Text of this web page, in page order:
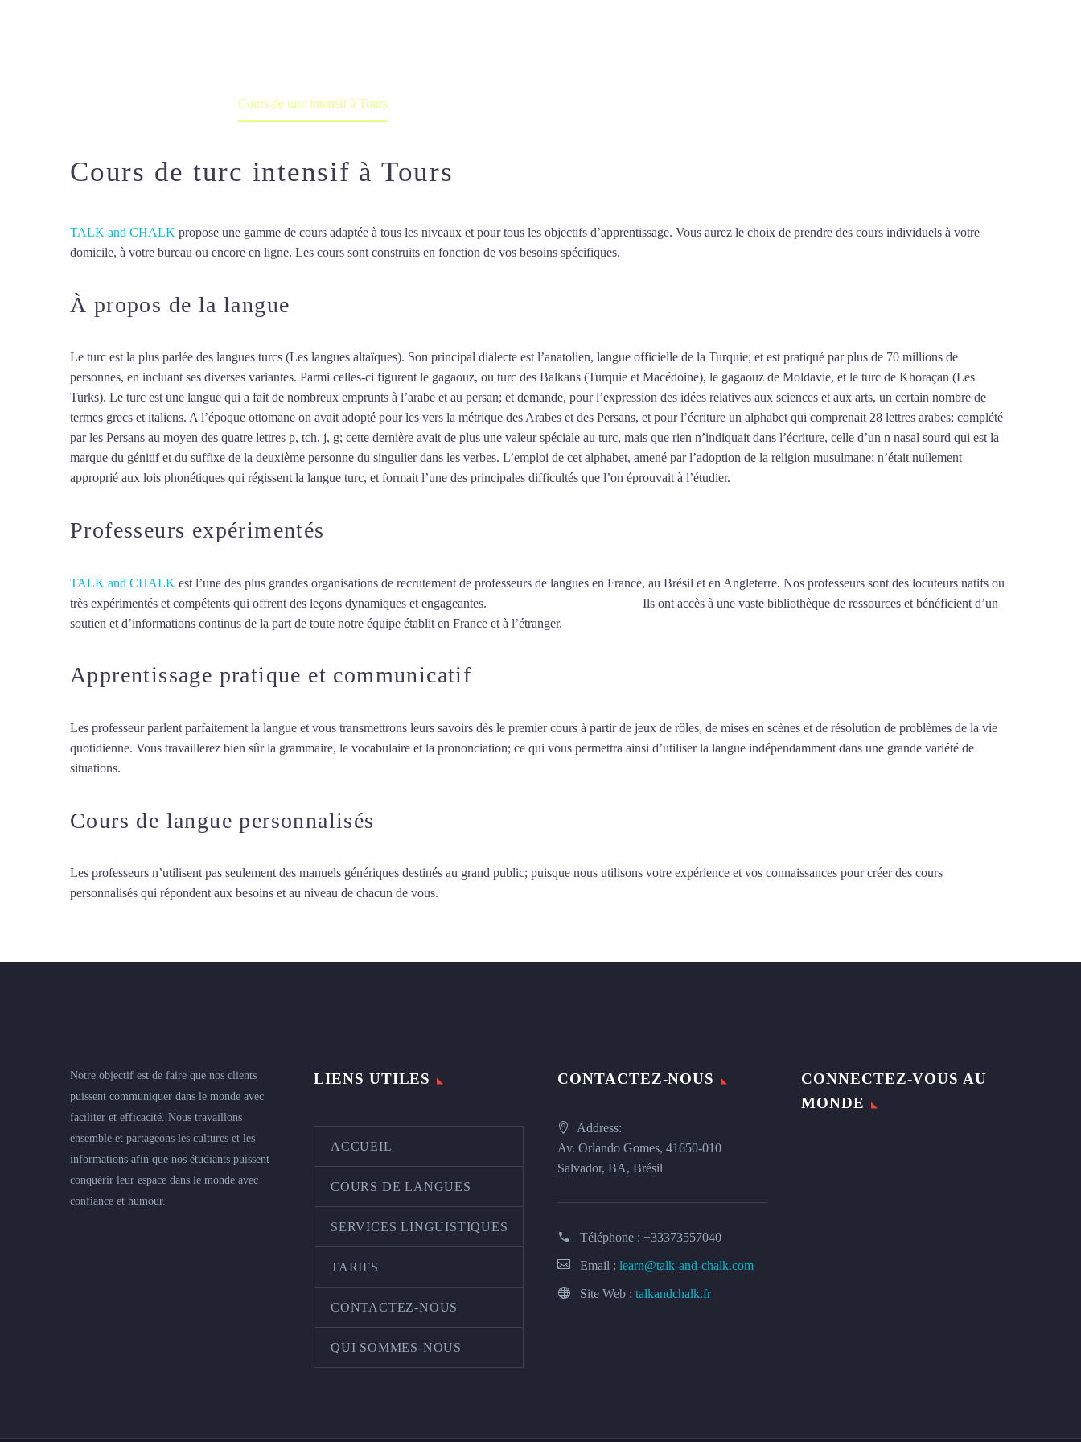
Cours de turc intensif à Tours
Cours de turc intensif à Tours
TALK and CHALK propose une gamme de cours adaptée à tous les niveaux et pour tous les objectifs d’apprentissage. Vous aurez le choix de prendre des cours individuels à votre
domicile, à votre bureau ou encore en ligne. Les cours sont construits en fonction de vos besoins spécifiques.
À propos de la langue
Le turc est la plus parlée des langues turcs (Les langues altaïques). Son principal dialecte est l’anatolien, langue officielle de la Turquie; et est pratiqué par plus de 70 millions de
personnes, en incluant ses diverses variantes. Parmi celles-ci figurent le gagaouz, ou turc des Balkans (Turquie et Macédoine), le gagaouz de Moldavie, et le turc de Khoraçan (Les
Turks). Le turc est une langue qui a fait de nombreux emprunts à l’arabe et au persan; et demande, pour l’expression des idées relatives aux sciences et aux arts, un certain nombre de
termes grecs et italiens. A l’époque ottomane on avait adopté pour les vers la métrique des Arabes et des Persans, et pour l’écriture un alphabet qui comprenait 28 lettres arabes; complété
par les Persans au moyen des quatre lettres p, tch, j, g; cette dernière avait de plus une valeur spéciale au turc, mais que rien n’indiquait dans l’écriture, celle d’un n nasal sourd qui est la
marque du génitif et du suffixe de la deuxième personne du singulier dans les verbes. L’emploi de cet alphabet, amené par l’adoption de la religion musulmane; n’était nullement
approprié aux lois phonétiques qui régissent la langue turc, et formait l’une des principales difficultés que l’on éprouvait à l’étudier.
Professeurs expérimentés
TALK and CHALK est l’une des plus grandes organisations de recrutement de professeurs de langues en France, au Brésil et en Angleterre. Nos professeurs sont des locuteurs natifs ou
très expérimentés et compétents qui offrent des leçons dynamiques et engageantes.
Ils ont accès à une vaste bibliothèque de ressources et bénéficient d’un
soutien et d’informations continus de la part de toute notre équipe établit en France et à l’étranger.
Apprentissage pratique et communicatif
Les professeur parlent parfaitement la langue et vous transmettrons leurs savoirs dès le premier cours à partir de jeux de rôles, de mises en scènes et de résolution de problèmes de la vie
quotidienne. Vous travaillerez bien sûr la grammaire, le vocabulaire et la prononciation; ce qui vous permettra ainsi d’utiliser la langue indépendamment dans une grande variété de
situations.
Cours de langue personnalisés
Les professeurs n’utilisent pas seulement des manuels génériques destinés au grand public; puisque nous utilisons votre expérience et vos connaissances pour créer des cours
personnalisés qui répondent aux besoins et au niveau de chacun de vous.
Notre objectif est de faire que nos clients
puissent communiquer dans le monde avec
faciliter et efficacité. Nous travaillons
ensemble et partageons les cultures et les
informations afin que nos étudiants puissent
conquérir leur espace dans le monde avec
confiance et humour.
LIENS UTILES
ACCUEIL
COURS DE LANGUES
SERVICES LINGUISTIQUES
TARIFS
CONTACTEZ-NOUS
QUI SOMMES-NOUS
CONTACTEZ-NOUS
Address:
Av. Orlando Gomes, 41650-010
Salvador, BA, Brésil
Téléphone : +33373557040
Email : learn@talk-and-chalk.com
Site Web : talkandchalk.fr
CONNECTEZ-VOUS AU
MONDE